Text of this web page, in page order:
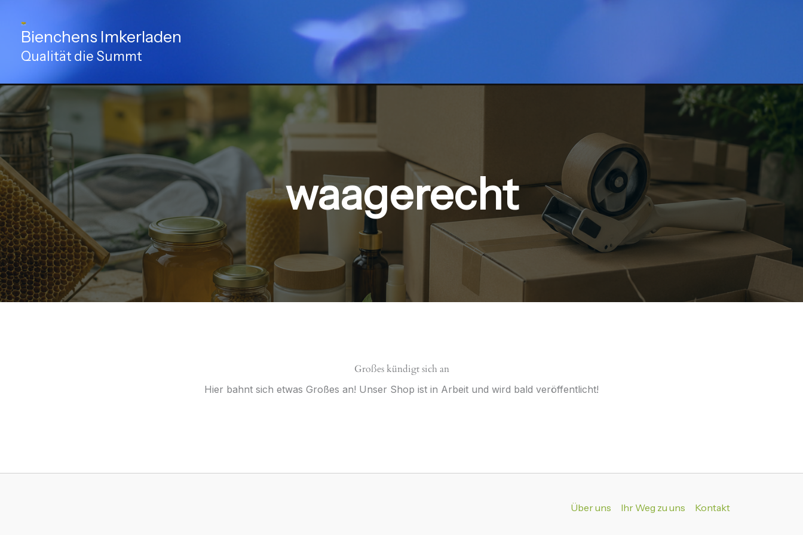
Inhalt
springenBienchens Imkerladen
Qualität die Summt
waagerecht
Großes kündigt sich an
Hier bahnt sich etwas Großes an! Unser Shop ist in Arbeit und wird bald veröffentlicht!
Über uns Ihr Weg zu uns Kontakt